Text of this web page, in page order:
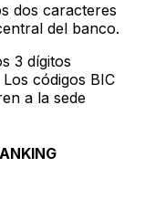
dos caracteres
del banco.
3 dígitos
códigos BIC
a la sede